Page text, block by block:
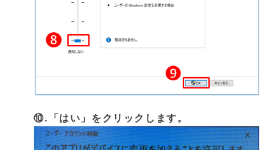
⑩.「はい」をクリックします。